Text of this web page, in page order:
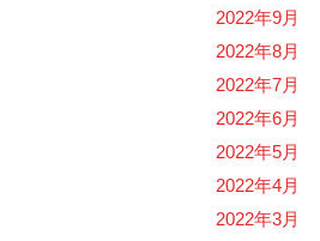
2022年9月
2022年8月
2022年7月
2022年6月
2022年5月
2022年4月
2022年3月